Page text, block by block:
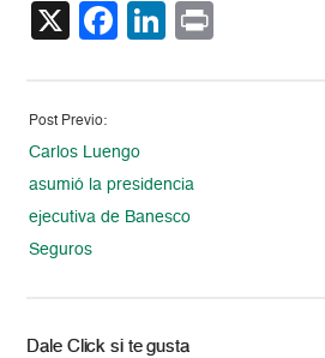
X Facebook
LinkedIn
Post Previo:
Carlos Luengo
asumió la presidencia
ejecutiva de Banesco
Seguros
Dale Click si te gusta